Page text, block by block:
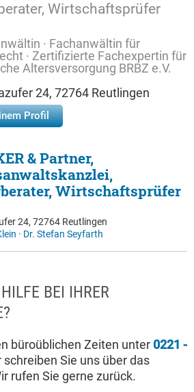
Wirtschaftsprüfer
· Fachanwältin für
· Zertifizierte Fachexpertin für
Altersversorgung BRBZ e.V.
24, 72764 Reutlingen
Profil
& Partner,
Wirtschaftsprüfer
24, 72764 Reutlingen
· Dr. Stefan Seyfarth
BEI IHRER
büroüblichen Zeiten unter 0221 -
Sie uns über das
rufen Sie gerne zurück.